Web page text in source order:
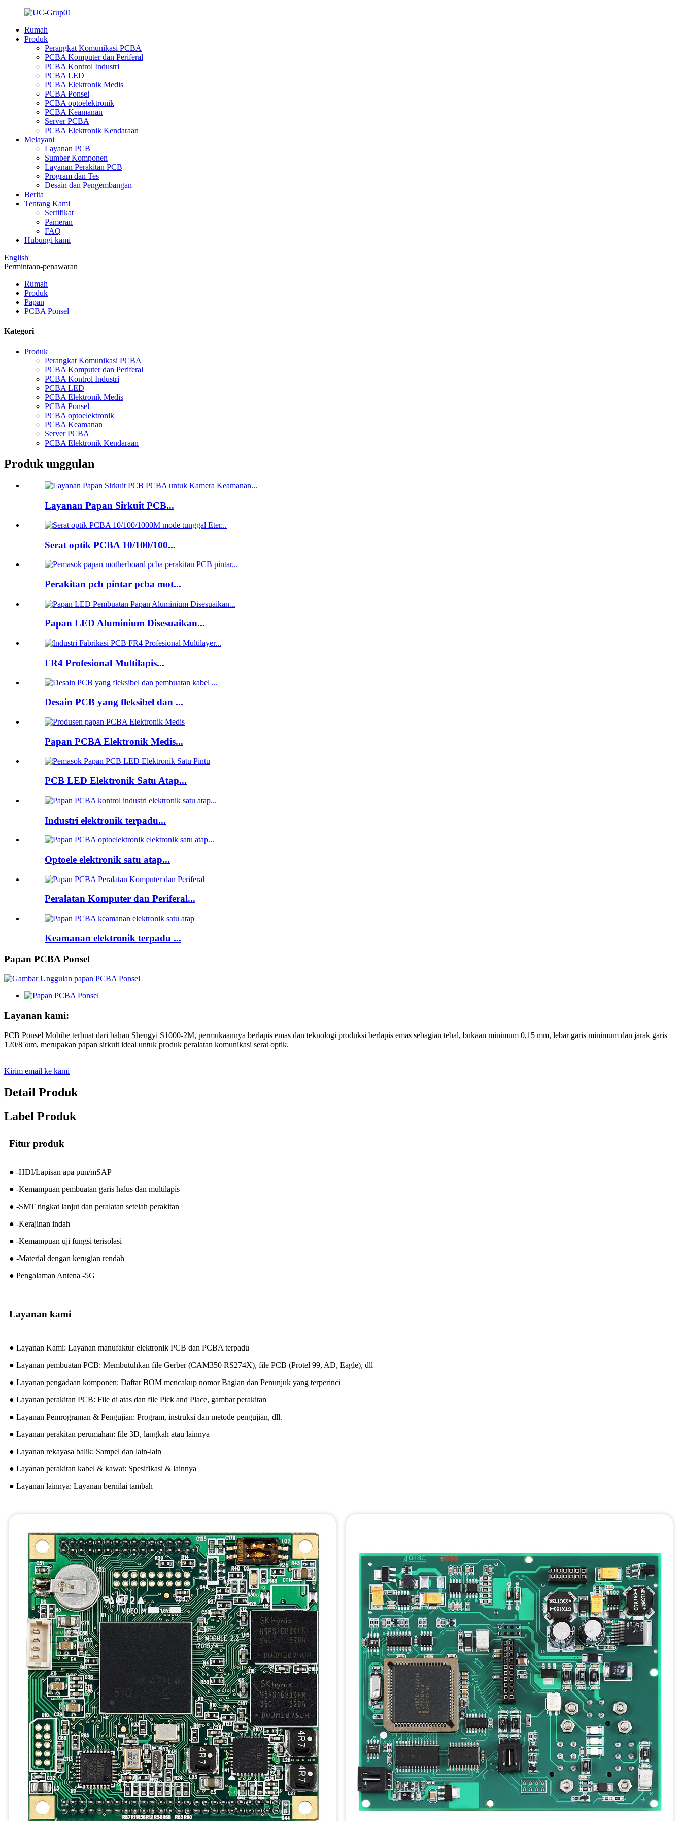
Rumah
Produk
Perangkat Komunikasi PCBA
PCBA Komputer dan Periferal
PCBA Kontrol Industri
PCBA LED
PCBA Elektronik Medis
PCBA Ponsel
PCBA optoelektronik
PCBA Keamanan
Server PCBA
PCBA Elektronik Kendaraan
Melayani
Layanan PCB
Sumber Komponen
Layanan Perakitan PCB
Program dan Tes
Desain dan Pengembangan
Berita
Tentang Kami
Sertifikat
Pameran
FAQ
Hubungi kami
English
Permintaan-penawaran
Rumah
Produk
Papan
PCBA Ponsel
Kategori
Produk
Perangkat Komunikasi PCBA
PCBA Komputer dan Periferal
PCBA Kontrol Industri
PCBA LED
PCBA Elektronik Medis
PCBA Ponsel
PCBA optoelektronik
PCBA Keamanan
Server PCBA
PCBA Elektronik Kendaraan
Produk unggulan
Layanan Papan Sirkuit PCB...
Serat optik PCBA 10/100/100...
Perakitan pcb pintar pcba mot...
Papan LED Aluminium Disesuaikan...
FR4 Profesional Multilapis...
Desain PCB yang fleksibel dan ...
Papan PCBA Elektronik Medis...
PCB LED Elektronik Satu Atap...
Industri elektronik terpadu...
Optoele elektronik satu atap...
Peralatan Komputer dan Periferal...
Keamanan elektronik terpadu ...
Papan PCBA Ponsel
Layanan kami:
PCB Ponsel Mobibe terbuat dari bahan Shengyi S1000-2M, permukaannya berlapis emas dan teknologi produksi berlapis emas sebagian tebal, bukaan minimum 0,15 mm, lebar garis minimum dan jarak garis
120/85um, merupakan papan sirkuit ideal untuk produk peralatan komunikasi serat optik.
Kirim email ke kami
Detail Produk
Label Produk
Fitur produk
● -HDI/Lapisan apa pun/mSAP
● -Kemampuan pembuatan garis halus dan multilapis
● -SMT tingkat lanjut dan peralatan setelah perakitan
● -Kerajinan indah
● -Kemampuan uji fungsi terisolasi
● -Material dengan kerugian rendah
● Pengalaman Antena -5G
Layanan kami
● Layanan Kami: Layanan manufaktur elektronik PCB dan PCBA terpadu
● Layanan pembuatan PCB: Membutuhkan file Gerber (CAM350 RS274X), file PCB (Protel 99, AD, Eagle), dll
● Layanan pengadaan komponen: Daftar BOM mencakup nomor Bagian dan Penunjuk yang terperinci
● Layanan perakitan PCB: File di atas dan file Pick and Place, gambar perakitan
● Layanan Pemrograman & Pengujian: Program, instruksi dan metode pengujian, dll.
● Layanan perakitan perumahan: file 3D, langkah atau lainnya
● Layanan rekayasa balik: Sampel dan lain-lain
● Layanan perakitan kabel & kawat: Spesifikasi & lainnya
● Layanan lainnya: Layanan bernilai tambah